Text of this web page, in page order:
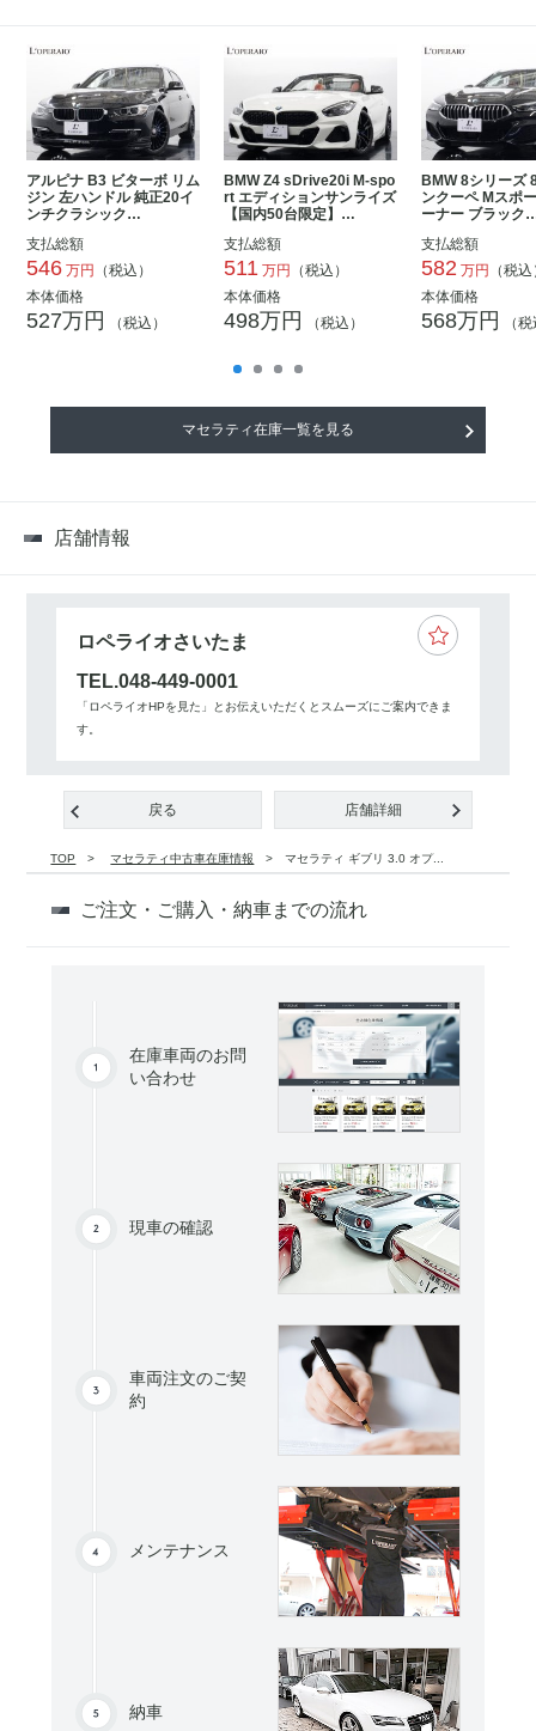
アルピナ B3 ビターボ リム
ジン 左ハンドル 純正20イ
ンチクラシック…
支払総額
546 万円
（税込）
本体価格
527万円 （税込）
BMW Z4 sDrive20i M-spo
rt エディションサンライズ
【国内50台限定】…
支払総額
511 万円
（税込）
本体価格
498万円 （税込）
BMW 8シリーズ
ンクーペ Mスポ
ーナー ブラック
支払総額
582 万円
（税
本体価格
568万円 （
マセラティ在庫一覧を見る
店舗情報
ロペライオさいたま
TEL.048-449-0001
「ロペライオHPを見た」とお伝えいただくとスムーズにご案内できま
す。
戻る 店舗詳細
TOP マセラティ中古車在庫情報 マセラティ ギブリ 3.0 オプ...
ご注文・ご購入・納車までの流れ
在庫車両のお問
い合わせ
現車の確認
車両注文のご契
約
メンテナンス
納車